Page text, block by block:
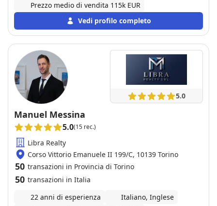
Prezzo medio di vendita 115k EUR
Vedi profilo completo
5.0
Manuel Messina
5.0(15 rec.)
Libra Realty
Corso Vittorio Emanuele II 199/C, 10139 Torino
50 transazioni in Provincia di Torino
50 transazioni in Italia
22 anni di esperienza
Italiano, Inglese